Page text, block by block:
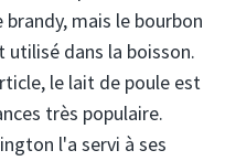
mais le bourbon
dans la boisson.
le lait de poule est
très populaire.
l'a servi à ses